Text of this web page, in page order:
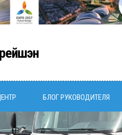
БЛОГ РУКОВОДИТЕЛЯ